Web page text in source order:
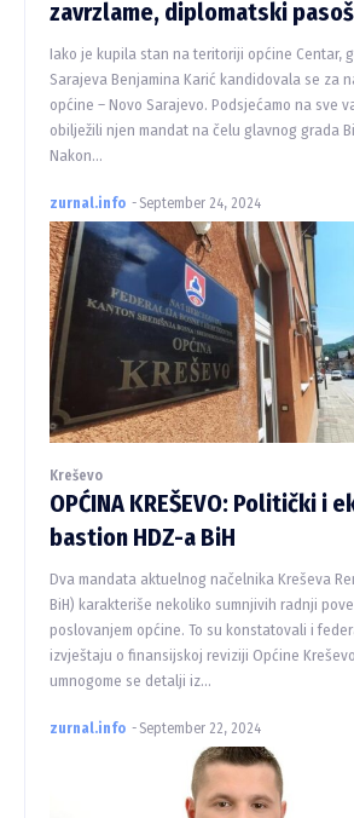
zavrzlame, diplomatski
Iako je kupila stan na teritoriji općine Centar,
Sarajeva Benjamina Karić kandidovala se za
općine – Novo Sarajevo. Podsjećamo na sve
obilježili njen mandat na čelu glavnog grada
Nakon...
zurnal.info - September 24, 2024
Kreševo
OPĆINA KREŠEVO: Politički i
bastion HDZ-a BiH
Dva mandata aktuelnog načelnika Kreševa
BiH) karakteriše nekoliko sumnjivih radnji
poslovanjem općine. To su konstatovali i
izvještaju o finansijskoj reviziji Općine
umnogome se detalji iz...
zurnal.info - September 22, 2024